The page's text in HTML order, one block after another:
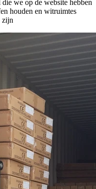
die we op de website hebben
houden en witruimtes
zijn